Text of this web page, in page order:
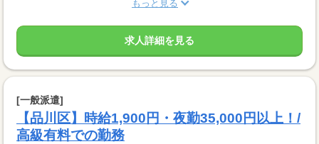
もっと見る
求人詳細を見る
[一般派遣]
【品川区】時給1,900円・夜勤35,000円以上！/
高級有料での勤務